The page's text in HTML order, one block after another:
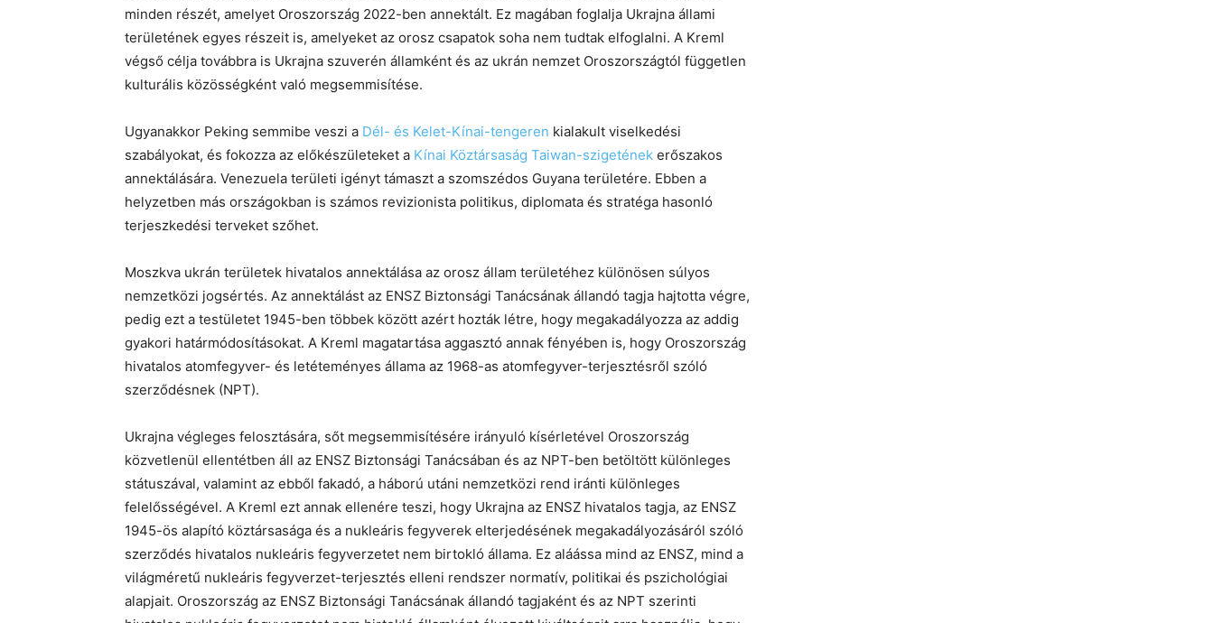
minden részét, amelyet Oroszország 2022-ben annektált. Ez magában foglalja Ukrajna állami
területének egyes részeit is, amelyeket az orosz csapatok soha nem tudtak elfoglalni. A Kreml
végső célja továbbra is Ukrajna szuverén államként és az ukrán nemzet Oroszországtól független
kulturális közösségként való megsemmisítése.
Ugyanakkor Peking semmibe veszi a Dél- és Kelet-Kínai-tengeren kialakult viselkedési
szabályokat, és fokozza az előkészületeket a Kínai Köztársaság Taiwan-szigetének erőszakos
annektálására. Venezuela területi igényt támaszt a szomszédos Guyana területére. Ebben a
helyzetben más országokban is számos revizionista politikus, diplomata és stratéga hasonló
terjeszkedési terveket szőhet.
Moszkva ukrán területek hivatalos annektálása az orosz állam területéhez különösen súlyos
nemzetközi jogsértés. Az annektálást az ENSZ Biztonsági Tanácsának állandó tagja hajtotta végre,
pedig ezt a testületet 1945-ben többek között azért hozták létre, hogy megakadályozza az addig
gyakori határmódosításokat. A Kreml magatartása aggasztó annak fényében is, hogy Oroszország
hivatalos atomfegyver- és letéteményes állama az 1968-as atomfegyver-terjesztésről szóló
szerződésnek (NPT).
Ukrajna végleges felosztására, sőt megsemmisítésére irányuló kísérletével Oroszország
közvetlenül ellentétben áll az ENSZ Biztonsági Tanácsában és az NPT-ben betöltött különleges
státuszával, valamint az ebből fakadó, a háború utáni nemzetközi rend iránti különleges
felelősségével. A Kreml ezt annak ellenére teszi, hogy Ukrajna az ENSZ hivatalos tagja, az ENSZ
1945-ös alapító köztársasága és a nukleáris fegyverek elterjedésének megakadályozásáról szóló
szerződés hivatalos nukleáris fegyverzetet nem birtokló állama. Ez aláássa mind az ENSZ, mind a
világméretű nukleáris fegyverzet-terjesztés elleni rendszer normatív, politikai és pszichológiai
alapjait. Oroszország az ENSZ Biztonsági Tanácsának állandó tagjaként és az NPT szerinti